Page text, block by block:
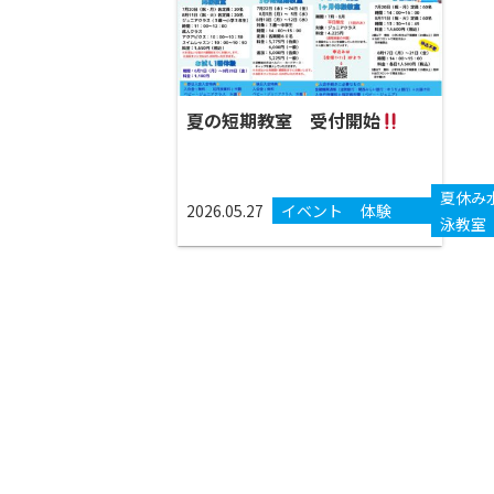
夏の短期教室 受付開始
2026.05.27 イベント 体験
夏休み
泳教室